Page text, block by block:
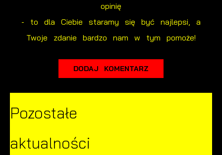
opinię
- to dla Ciebie staramy się być najlepsi, a
Twoje zdanie bardzo nam w tym pomoże!
DODAJ KOMENTARZ
Pozostałe
aktualności